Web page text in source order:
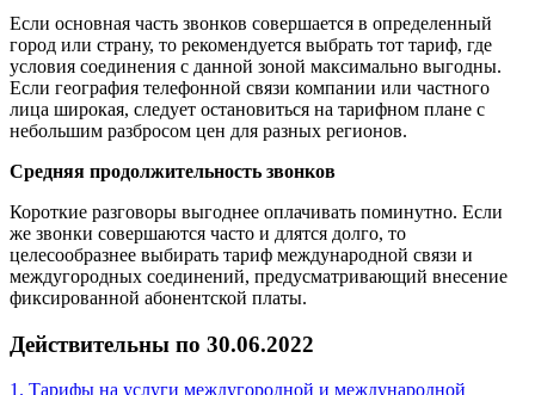
Если основная часть звонков совершается в определенный
город или страну, то рекомендуется выбрать тот тариф, где
условия соединения с данной зоной максимально выгодны.
Если география телефонной связи компании или частного
лица широкая, следует остановиться на тарифном плане с
небольшим разбросом цен для разных регионов.
Средняя продолжительность звонков
Короткие разговоры выгоднее оплачивать поминутно. Если
же звонки совершаются часто и длятся долго, то
целесообразнее выбирать тариф международной связи и
междугородных соединений, предусматривающий внесение
фиксированной абонентской платы.
Действительны по 30.06.2022
1. Тарифы на услуги междугородной и международной